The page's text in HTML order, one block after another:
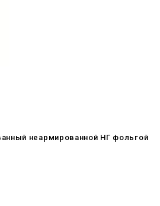
неармированной НГ фольгой
08.05.2026